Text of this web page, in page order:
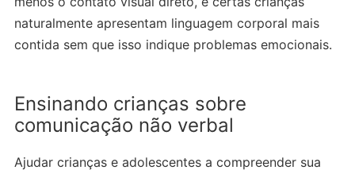
naturalmente apresentam linguagem corporal mais
contida sem que isso indique problemas emocionais.
Ensinando crianças sobre
comunicação não verbal
Ajudar crianças e adolescentes a compreender sua